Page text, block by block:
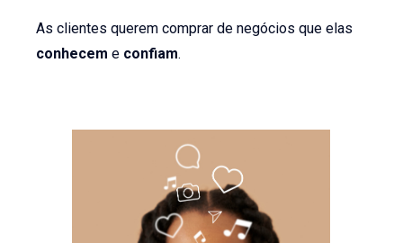
As clientes querem comprar de negócios que elas
conheceme confiam.